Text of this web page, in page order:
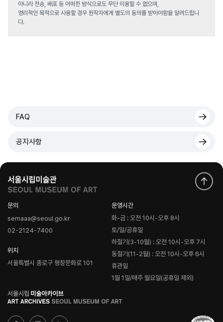
아니라 전송, 배포 등 어떠한 방식으로도 무단 이용할 수 없으며,
영리적인 목적으로 사용할 경우 원작자에게 별도의 동의를 받아야함을 알려드립니
다.
FAQ
공지사항
문의
semaaa@seoul.go.kr
02-2124-7400
위치
서울특별시 종로구 평창문화로 101
운영시간
화-금 : 오전 10시-오후 8시
토/일/공휴일
하절기(3-10월) : 오전 10시-오후 7시
동절기(11-2월) : 오전 10시-오후 6시
휴관일
1월 1일/매주 월요일(공휴일 제외)
로
고